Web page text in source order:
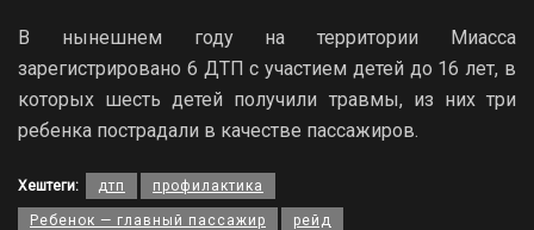
В нынешнем году на территории Миасса
зарегистрировано 6 ДТП с участием детей до 16 лет, в
которых шесть детей получили травмы, из них три
ребенка пострадали в качестве пассажиров.
Хештеги: дтп профилактика
Ребенок — главный пассажир рейд